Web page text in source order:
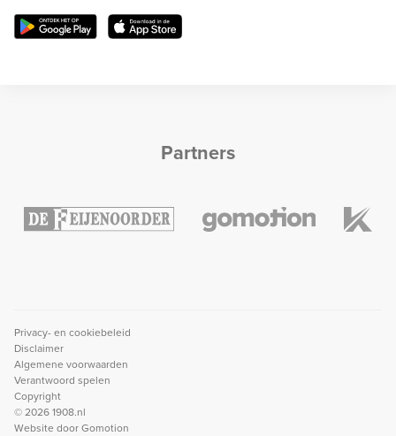
Partners
Privacy- en cookiebeleid
Disclaimer
Algemene voorwaarden
Verantwoord spelen
Copyright
© 2026 1908.nl
Website doorGomotion